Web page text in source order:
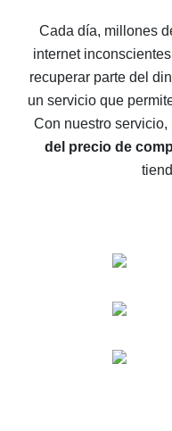
Cómo obtener el
sencillas
Reembolso del
El reembolso más
Cada día, millones
internet
recuperar parte del
un servicio que
Con nuestro servicio,
del precio de